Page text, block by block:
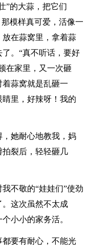
”的大蒜，把它们
模样真可爱，活像一
在蒜窝里，拿着蒜
。“真不听话，要好
在家里，又一次砸
蒜窝就是乱砸一
里，好辣呀！我的
她耐心地教我，妈
裂后，轻轻砸几
不敬的“娃娃们”使劲
这次虽然不太成
小小的家务活。
要有耐心，不能光